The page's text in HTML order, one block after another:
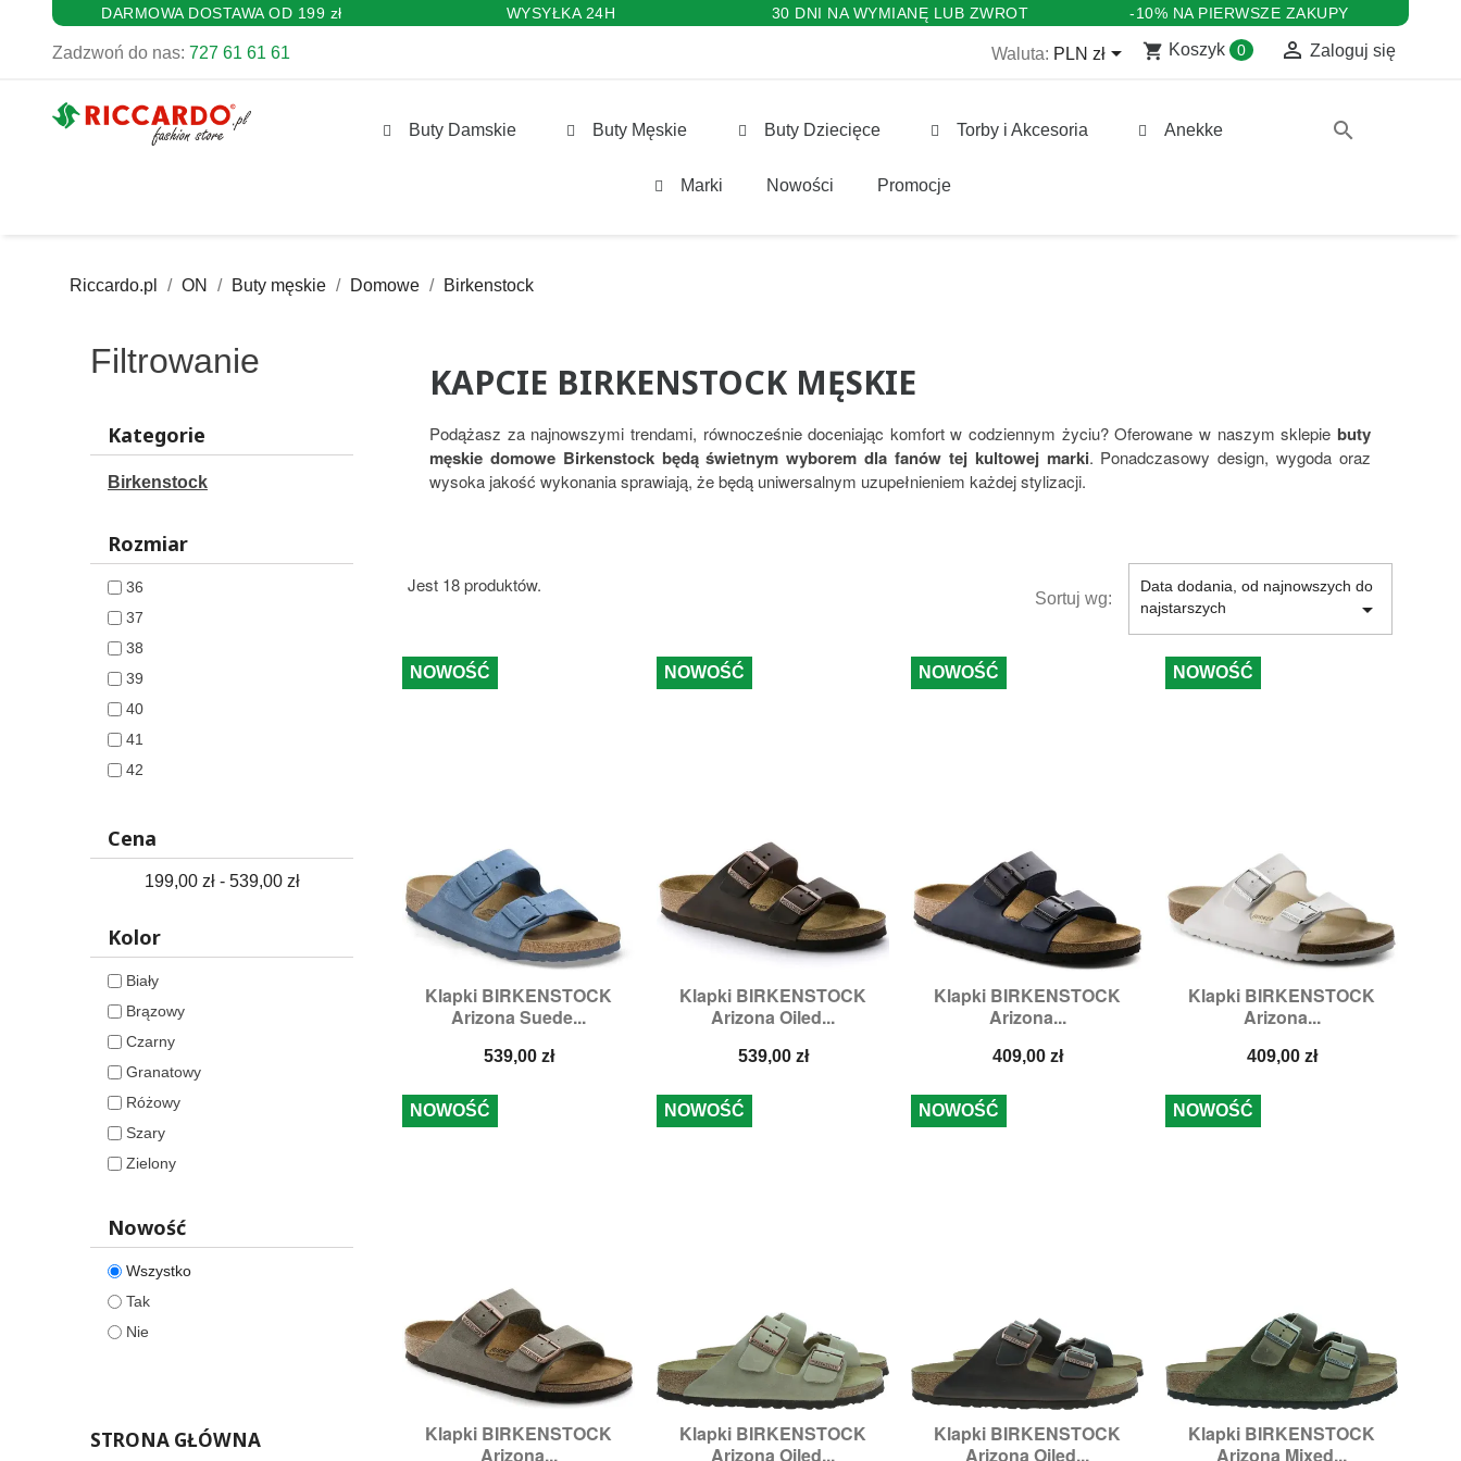
DARMOWA DOSTAWA OD 199 zł WYSYŁKA 24H 30 DNI NA WYMIANĘ LUB ZWROT -10% NA PIERWSZE ZAKUPY
Zadzwoń do nas: 727 61 61 61 Waluta: PLN zł shopping_cart Koszyk 0  Zaloguj się
Buty Damskie Buty Męskie Buty Dziecięce Torby i Akcesoria Anekke
Marki Nowości Promocje
search
Riccardo.pl ON Buty męskie Domowe Birkenstock
Filtrowanie
Kategorie
Birkenstock
Rozmiar
36
37
38
39
40
41
42
45
Cena
199,00 zł - 539,00 zł
Kolor
Biały
Brązowy
Czarny
Granatowy
Różowy
Szary
Zielony
Nowość
Wszystko
Tak
Nie
STRONA GŁÓWNA
KAPCIE BIRKENSTOCK MĘSKIE
Podążasz za najnowszymi trendami, równocześnie doceniając komfort w codziennym życiu? Oferowane w naszym sklepie buty
męskie domowe Birkenstock będą świetnym wyborem dla fanów tej kultowej marki. Ponadczasowy design, wygoda oraz
wysoka jakość wykonania sprawiają, że będą uniwersalnym uzupełnieniem każdej stylizacji.
Jest 18 produktów.
Sortuj wg:
Data dodania, od najnowszych do
najstarszych

Klapki BIRKENSTOCK
Arizona Suede...
Cena
539,00 zł
Szybki podgląd
Rozmiary:38
NOWOŚĆ
Klapki BIRKENSTOCK
Arizona Oiled...
Cena
539,00 zł
Szybki podgląd
Rozmiary:40
NOWOŚĆ
Klapki BIRKENSTOCK
Arizona...
Cena
409,00 zł
Szybki podgląd
Rozmiary:43,
NOWOŚĆ
Klapki BIRKENSTOCK
Arizona...
Cena
409,00 zł
Szybki podgląd
Rozmiary:42,43,
NOWOŚĆ
Klapki BIRKENSTOCK
Arizona...
Szybki podgląd
NOWOŚĆ
Klapki BIRKENSTOCK
Arizona Oiled...
Szybki podgląd
NOWOŚĆ
Klapki BIRKENSTOCK
Arizona Oiled...
Szybki podgląd
NOWOŚĆ
Klapki BIRKENSTOCK
Arizona Mixed...
Szybki podgląd
NOWOŚĆ